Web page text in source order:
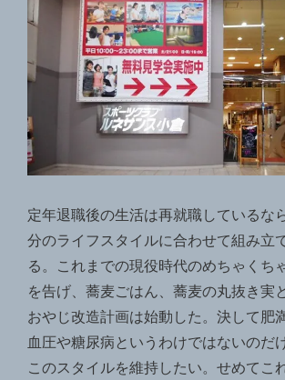
定年退職後の生活は再就職しているな
分のライフスタイルに合わせて組み立
る。これまでの現役時代のめちゃくち
を告げ、蕎麦ごはん、蕎麦の丸抜き実
おやじ改造計画は始動した。決して肥
血圧や糖尿病というわけではないのだ
このスタイルを維持したい。せめてこ